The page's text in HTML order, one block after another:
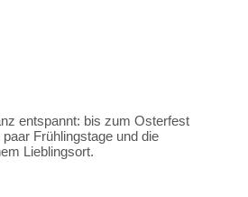
entspannt: bis zum Osterfest
paar Frühlingstage und die
Lieblingsort.